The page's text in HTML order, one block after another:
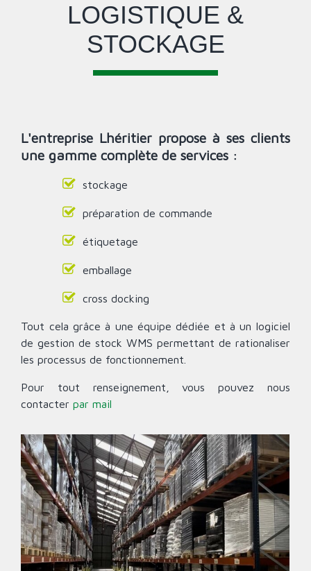
LOGISTIQUE &
STOCKAGE
L'entreprise Lhéritier propose à ses clients
une gamme complète de services :
stockage
préparation de commande
étiquetage
emballage
cross docking
Tout cela grâce à une équipe dédiée et à un logiciel
de gestion de stock WMS permettant de rationaliser
les processus de fonctionnement.
Pour tout renseignement, vous pouvez nous
contacterpar mail